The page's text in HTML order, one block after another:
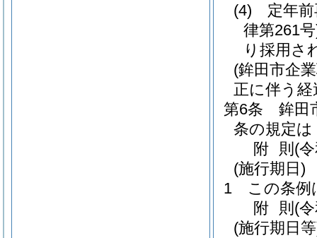
(4)
定年
律第261
り採用さ
(鉾田市企
正に伴う経
第6条
鉾田
条の規定
附 則 (
(施行期日)
1
この条例
附 則 (
(施行期日